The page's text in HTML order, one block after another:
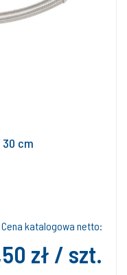
cm
Cena katalogowa netto:
zł / szt.